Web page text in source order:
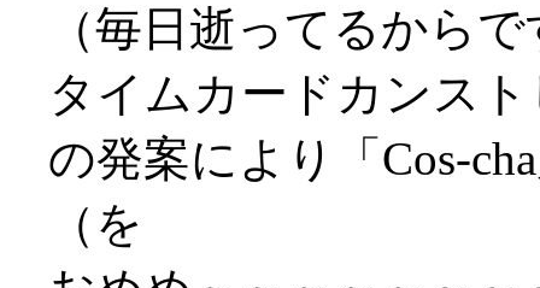
（毎日逝ってるから
タイムカードカンス
の発案により「Cos-
（を